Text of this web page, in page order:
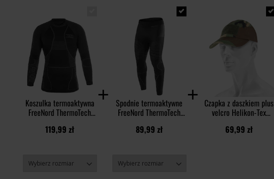
Koszulka termoaktywna
FreeNord ThermoTech
119,99 zł
Spodnie termoaktywne
FreeNord ThermoTech
89,99 zł
Czapka z daszkiem plus
velcro Helikon-Tex
Woodland
69,99 zł